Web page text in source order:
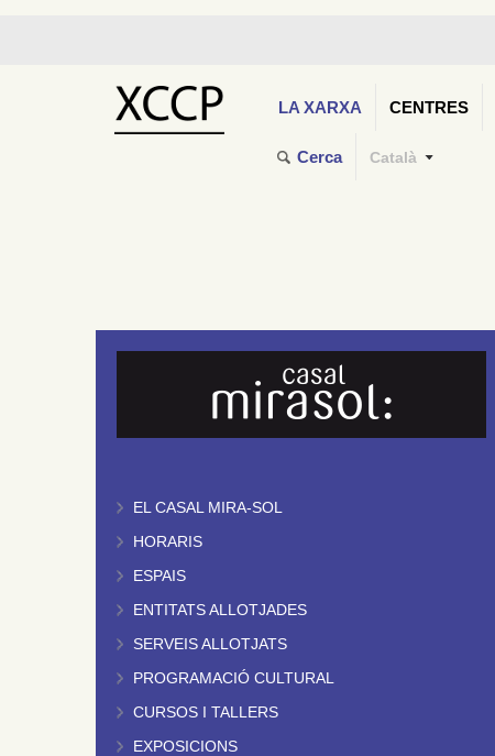
LA XARXA CENTRES
Cerca Català
EL CASAL MIRA-SOL
HORARIS
ESPAIS
ENTITATS ALLOTJADES
SERVEIS ALLOTJATS
PROGRAMACIÓ CULTURAL
CURSOS I TALLERS
EXPOSICIONS